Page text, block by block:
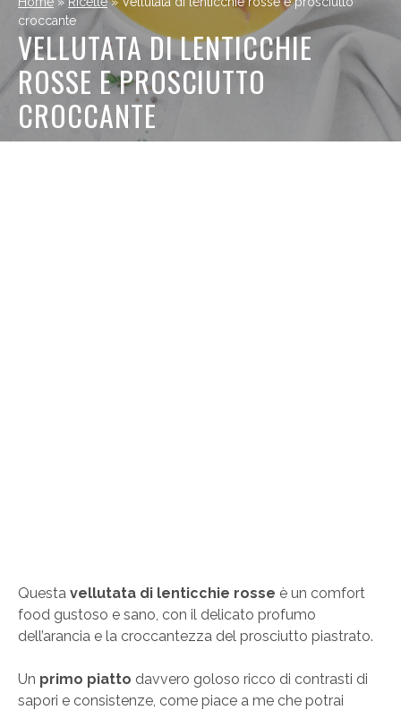
croccante
VELLUTATA DI LENTICCHIE
ROSSE E PROSCIUTTO
CROCCANTE
Questa vellutata di lenticchie rosse è un comfort
food gustoso e sano, con il delicato profumo
dell’arancia e la croccantezza del prosciutto piastrato.
Un primo piatto davvero goloso ricco di contrasti di
sapori e consistenze, come piace a me che potrai